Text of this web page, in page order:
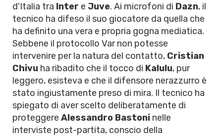
d'Italia tra Inter e Juve. Ai microfoni di Dazn, il
tecnico ha difeso il suo giocatore da quella che
ha definito una vera e propria gogna mediatica.
Sebbene il protocollo Var non potesse
intervenire per la natura del contatto, Cristian
Chivu ha ribadito che il tocco di Kalulu, pur
leggero, esisteva e che il difensore nerazzurro è
stato ingiustamente preso di mira. Il tecnico ha
spiegato di aver scelto deliberatamente di
proteggere Alessandro Bastoni nelle
interviste post-partita, conscio della